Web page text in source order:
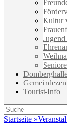
Kultur
Domberghalle
Tourist-Info
Suche
Suche
nach:
Startseite »